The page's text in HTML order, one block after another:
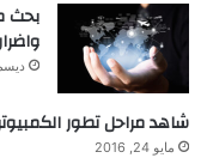
بحث
ديسمبر
شاهد مراحل تطور
مايو 24, 2016